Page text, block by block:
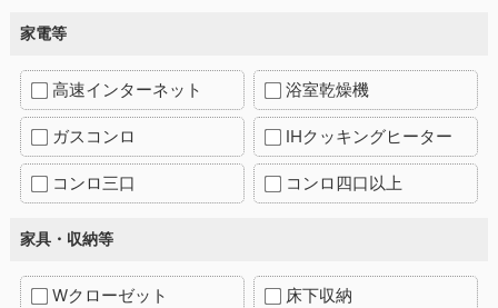
家電等
高速インターネット 浴室乾燥機
ガスコンロ IHクッキングヒーター
コンロ三口 コンロ四口以上
家具・収納等
Wクローゼット 床下収納